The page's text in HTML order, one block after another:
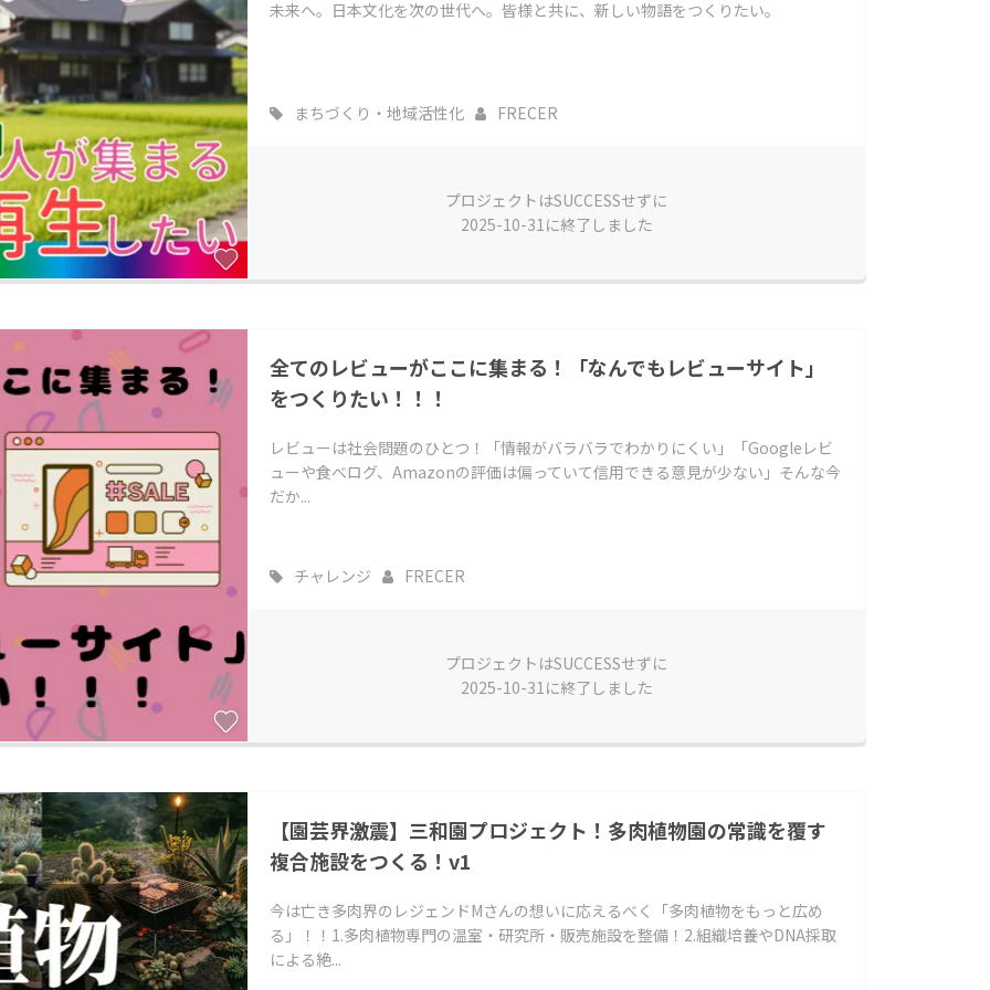
未来へ。日本文化を次の世代へ。皆様と共に、新しい物語をつくりたい。
まちづくり・地域活性化 FRECER
プロジェクトはSUCCESSせずに
2025-10-31に終了しました
全てのレビューがここに集まる！「なんでもレビューサイト」
をつくりたい！！！
レビューは社会問題のひとつ！「情報がバラバラでわかりにくい」「Googleレビ
ューや食べログ、Amazonの評価は偏っていて信用できる意見が少ない」そんな今
だか...
チャレンジ FRECER
プロジェクトはSUCCESSせずに
2025-10-31に終了しました
【園芸界激震】三和園プロジェクト！多肉植物園の常識を覆す
複合施設をつくる！v1
今は亡き多肉界のレジェンドMさんの想いに応えるべく「多肉植物をもっと広め
る」！！1.多肉植物専門の温室・研究所・販売施設を整備！2.組織培養やDNA採取
による絶...